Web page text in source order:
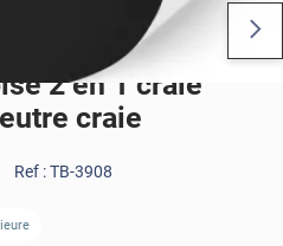
2 en 1 craie
craie
Ref :TB-3908